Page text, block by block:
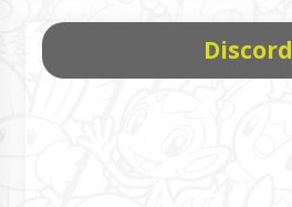
Discord